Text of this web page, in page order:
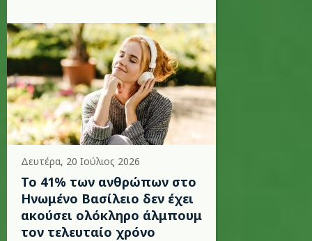
Δευτέρα, 20 Ιούλιος 2026
Το 41% των ανθρώπων στο
Ηνωμένο Βασίλειο δεν έχει
ακούσει ολόκληρο άλμπουμ
τον τελευταίο χρόνο